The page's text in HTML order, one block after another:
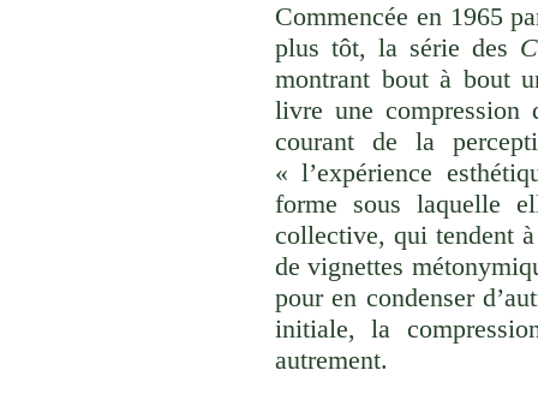
Commencée en 1965
plus tôt, la série des
montrant bout à bout
livre une compression
courant de la
« l’expérience
forme sous laquelle
collective, qui tendent
de vignettes
pour en condenser
initiale, la
autrement.